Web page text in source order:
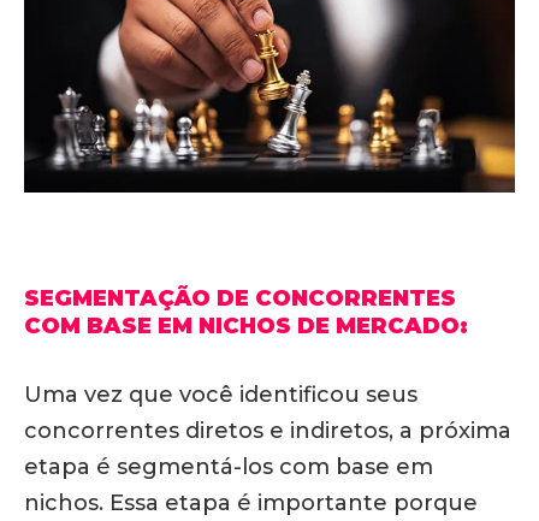
SEGMENTAÇÃO DE CONCORRENTES
COM BASE EM NICHOS DE MERCADO:
Uma vez que você identificou seus
concorrentes diretos e indiretos, a próxima
etapa é segmentá-los com base em
nichos. Essa etapa é importante porque